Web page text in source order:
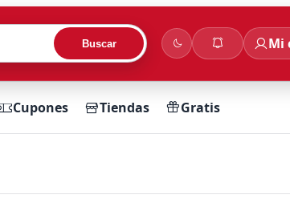
Buscar Mi
Cupones Tiendas Gratis